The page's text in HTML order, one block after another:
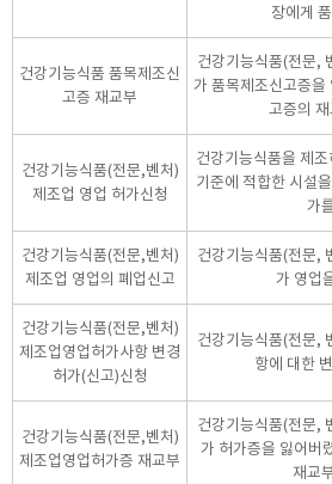
장에게
건강기능식품 품목제조신
고증 재교부
건강기능식품(전문,
가 품목제조신고증을
고증의
건강기능식품(전문,벤처)
제조업 영업 허가신청
건강기능식품을 제
기준에 적합한 시설
가
건강기능식품(전문,벤처)
제조업 영업의 폐업신고
건강기능식품(전문,
가 영업
건강기능식품(전문,벤처)
제조업영업허가사항 변경
허가(신고)신청
건강기능식품(전문,
항에 대한
건강기능식품(전문,벤처)
제조업영업허가증 재교부
건강기능식품(전문,
가 허가증을 잃어버
재교